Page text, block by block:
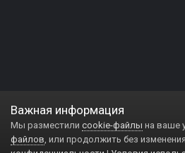
Важная информация
Мы разместили cookie-файлы на ваше
файлов, или продолжить без